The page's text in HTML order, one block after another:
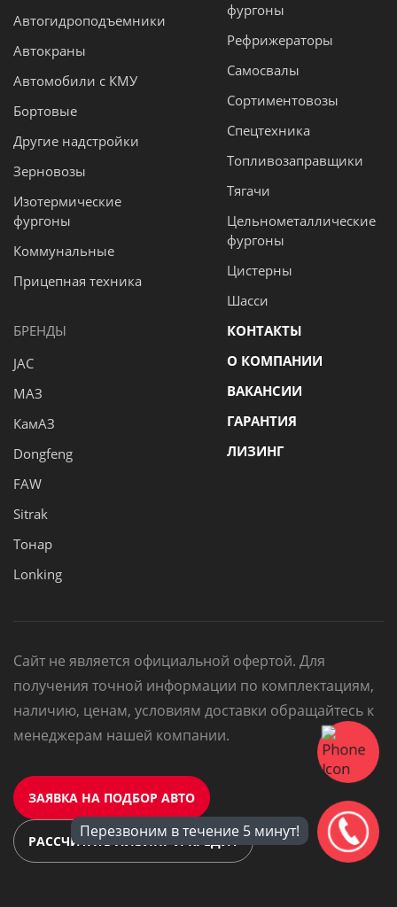
Перезвоним в течение 5 минут!
Автогидроподъемники
Автокраны
Автомобили с КМУ
Бортовые
Другие надстройки
Зерновозы
Изотермические
фургоны
Коммунальные
Прицепная техника
фургоны
Рефрижераторы
Самосвалы
Сортиментовозы
Спецтехника
Топливозаправщики
Тягачи
Цельнометаллические
фургоны
Цистерны
Шасси
БРЕНДЫ
JAC
МАЗ
КамАЗ
Dongfeng
FAW
Sitrak
Тонар
Lonking
КОНТАКТЫ
О КОМПАНИИ
ВАКАНСИИ
ГАРАНТИЯ
ЛИЗИНГ
Сайт не является официальной офертой. Для
получения точной информации по комплектациям,
наличию, ценам, условиям доставки обращайтесь к
менеджерам нашей компании.
ЗАЯВКА НА ПОДБОР АВТО
РАССЧИТАТЬ ЛИЗИНГ И КРЕДИТ